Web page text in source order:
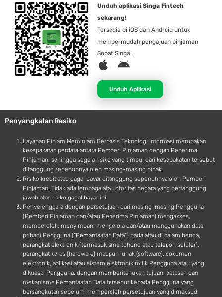
Unduh aplikasi Singa Fintech
sekarang!
Tersedia di iOS dan Android untuk
mempermudah pengajuan pinjaman
Sobat Singa!
A
p
l
e
A
d
r
o
d
Unduh Aplikasi
Penyangkalan Resiko
Layanan Pinjam Meminjam Berbasis Teknologi Informasi merupakan
kesepakatan perdata antara Pemberi Pinjaman dengan Penerima
Pinjaman, sehingga segala risiko yang timbul dari kesepakatan tersebut
ditanggung sepenuhnya oleh masing-masing pihak.
Risiko kredit atau gagal bayar ditanggung sepenuhnya oleh Pemberi
Pinjaman. Tidak ada lembaga atau otoritas negara yang bertanggung
jawab atas risiko gagal bayar ini.
Penyelenggara dengan persetujuan dari masing-masing Pengguna
(Pemberi Pinjaman dan/atau Penerima Pinjaman) mengakses,
memperoleh, menyimpan, mengelola dan/atau menggunakan data
pribadi Pengguna (“Pemanfaatan Data”) pada atau di dalam benda,
perangkat elektronik (termasuk smartphone atau telepon seluler),
perangkat keras (hardware) maupun lunak (software), dokumen
elektronik, aplikasi atau sistem elektronik milik Pengguna atau yang
dikuasai Pengguna, dengan memberitahukan tujuan, batasan dan
mekanisme Pemanfaatan Data tersebut kepada Pengguna yang
bersangkutan sebelum memperoleh persetujuan yang dimaksud.